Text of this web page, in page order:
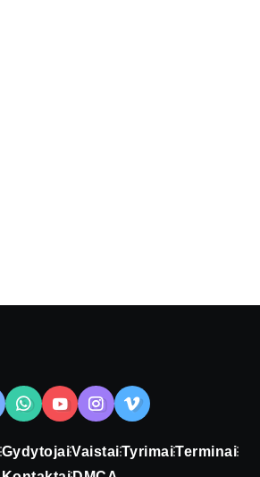
GydytojaiVaistaiTyrimaiTerminai